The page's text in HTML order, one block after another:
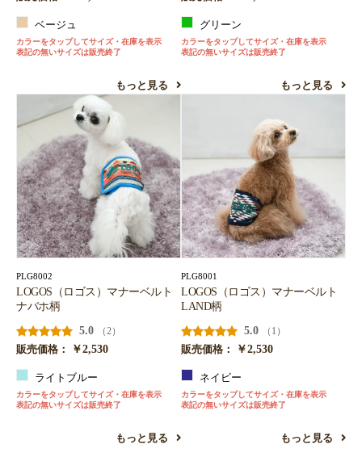
ベージュ
カラーをタップしてサイズ・在庫を表示
表記の無いサイズは販売終了
もっと見る
グリーン
カラーをタップしてサイズ・在庫を表示
表記の無いサイズは販売終了
もっと見る
PLG8002
LOGOS（ロゴス）マナーベルト
ナバホ柄
5.0
（2）
販売価格：
￥2,530
ライトブルー
カラーをタップしてサイズ・在庫を表示
表記の無いサイズは販売終了
もっと見る
PLG8001
LOGOS（ロゴス）マナーベルト
LAND柄
5.0
（1）
販売価格：
￥2,530
ネイビー
カラーをタップしてサイズ・在庫を表示
表記の無いサイズは販売終了
もっと見る